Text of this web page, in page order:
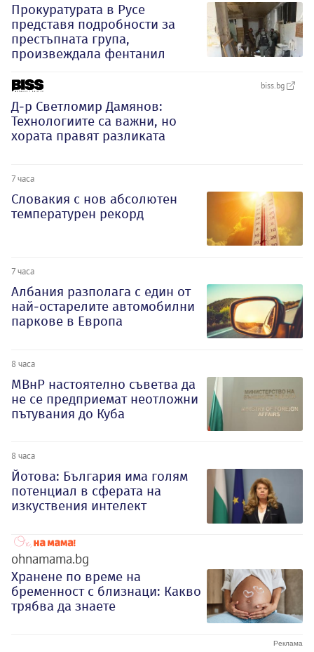
Прокуратурата в Русе
представя подробности за
престъпната група,
произвеждала фентанил
biss.bg
Д-р Светломир Дамянов:
Технологиите са важни, но
хората правят разликата
7 часа
Словакия с нов абсолютен
температурен рекорд
7 часа
Албания разполага с един от
най-остарелите автомобилни
паркове в Европа
8 часа
МВнР настоятелно съветва да
не се предприемат неотложни
пътувания до Куба
8 часа
Йотова: България има голям
потенциал в сферата на
изкуствения интелект
ohnamama.bg
Хранене по време на
бременност с близнаци: Какво
трябва да знаете